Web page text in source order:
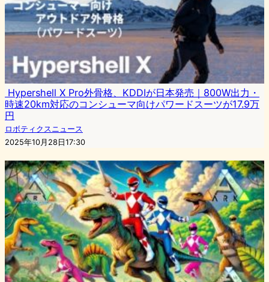
Hypershell X Pro外骨格、KDDIが日本発売｜800W出力・
時速20km対応のコンシューマ向けパワードスーツが17.9万
円
ロボティクスニュース
2025年10月28日17:30